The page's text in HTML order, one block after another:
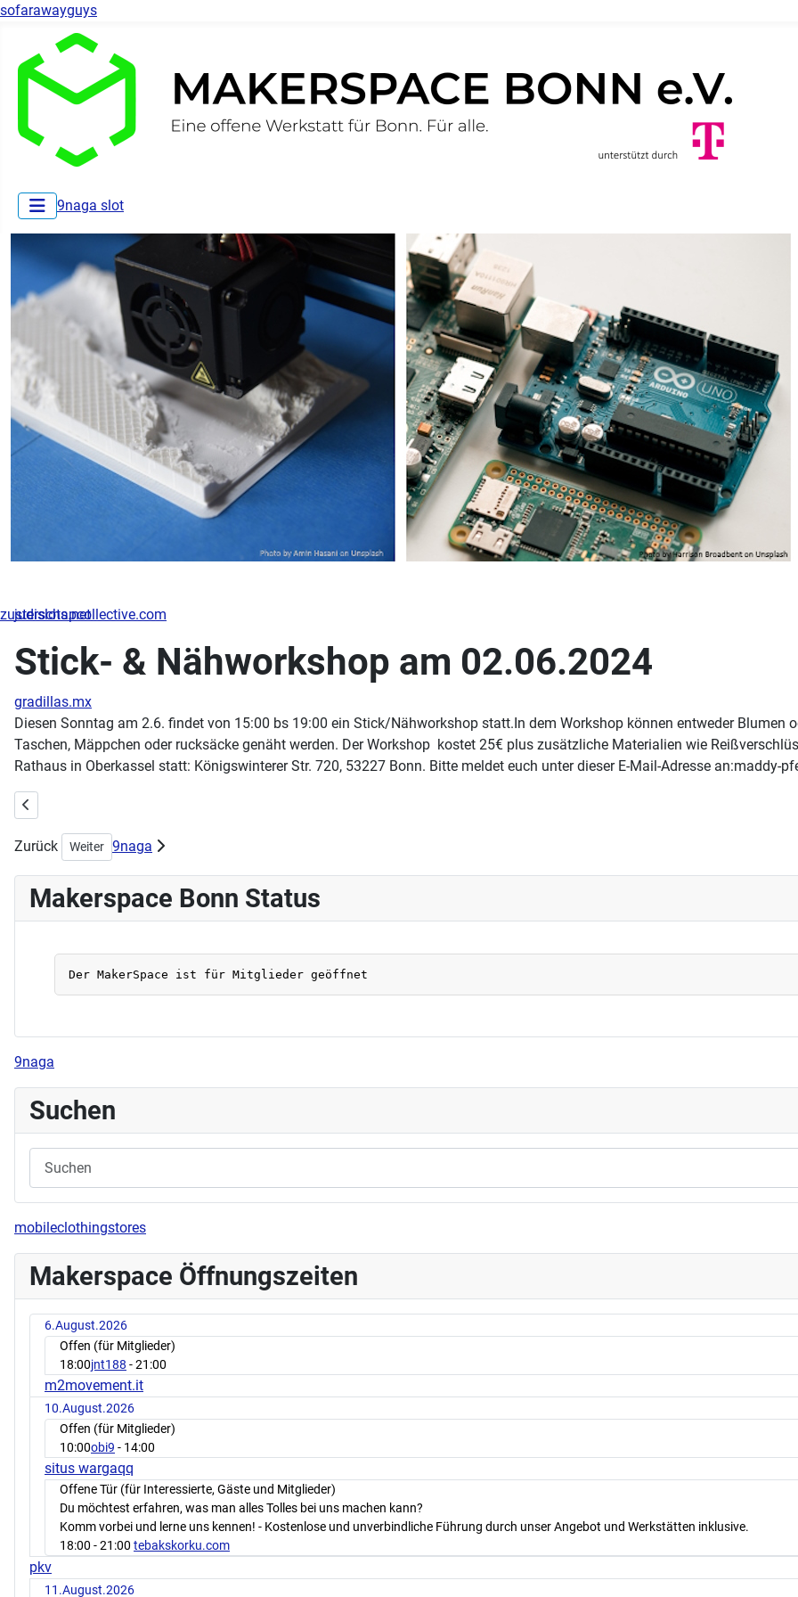
sofarawayguys
9naga slot
zusterschapcollective.com
Stick- & Nähworkshop am 02.06.2024
gradillas.mx
Diesen Sonntag am 2.6. findet von 15:00 bs 19:00 ein Stick/Nähworkshop statt.In dem Workshop können entweder Blumen
Taschen, Mäppchen oder rucksäcke genäht werden. Der Workshop kostet 25€ plus zusätzliche Materialien wie
Rathaus in Oberkassel statt: Königswinterer Str. 720, 53227 Bonn. Bitte meldet euch unter dieser E-Mail-Adresse an:maddy-
Vorheriger Beitrag: Workshop Tassen designen am 23.06.2024
Zurück Nächster Beitrag: Workshop am Sonntag:
Weiter 9naga
judislots.net
Makerspace Bonn Status
9naga
Suchen
mobileclothingstores
Makerspace Öffnungszeiten
6.August.2026
Offen (für Mitglieder)
18:00jnt188 - 21:00
m2movement.it
10.August.2026
Offen (für Mitglieder)
10:00obi9 - 14:00
situs wargaqq
Offene Tür (für Interessierte, Gäste und Mitglieder)
Du möchtest erfahren, was man alles Tolles bei uns machen kann?
Komm vorbei und lerne uns kennen! - Kostenlose und unverbindliche Führung durch unser Angebot und Werkstätten inklusive.
18:00 - 21:00 tebakskorku.com
pkv
11.August.2026